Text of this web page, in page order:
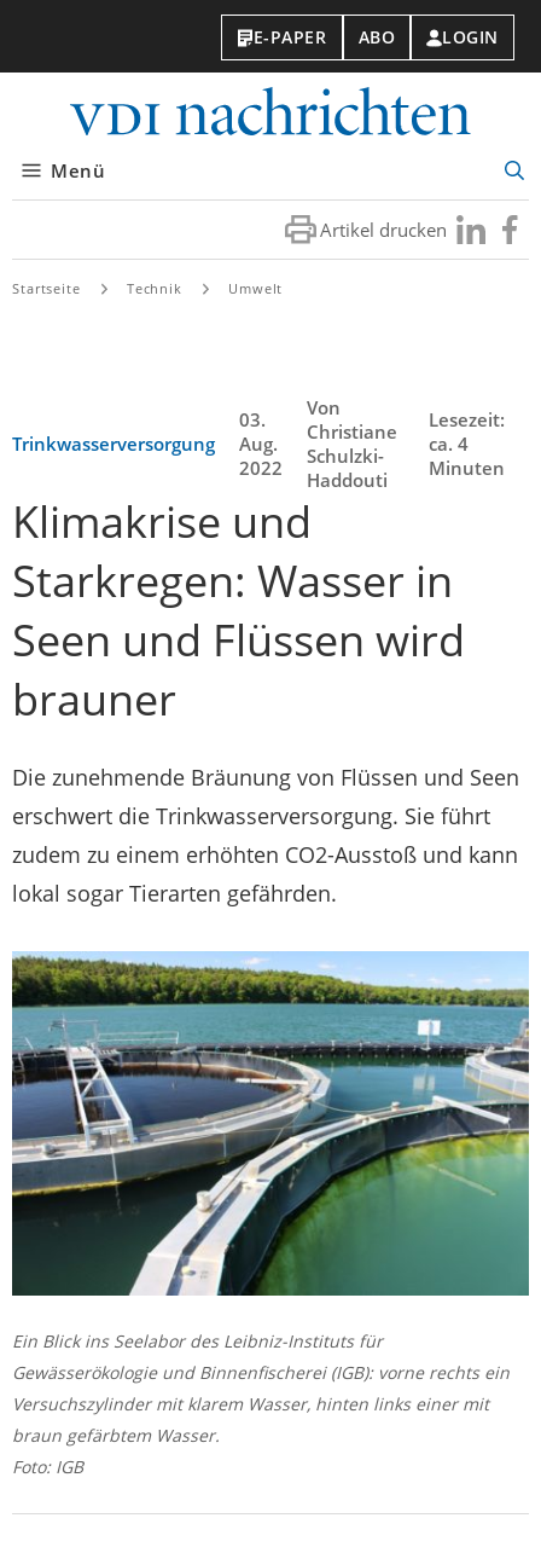
E-PAPER ABO LOGIN
Menü
Artikel drucken Besuchen
Sie
Sie
Startseite Technik Umwelt
Trinkwasserversorgung
03.
Aug.
2022
Von
Christiane
Schulzki-
Haddouti
Lesezeit:
ca. 4
Minuten
Klimakrise und
Starkregen: Wasser in
Seen und Flüssen wird
brauner
Die zunehmende Bräunung von Flüssen und Seen
erschwert die Trinkwasserversorgung. Sie führt
zudem zu einem erhöhten CO2-Ausstoß und kann
lokal sogar Tierarten gefährden.
Ein Blick ins Seelabor des Leibniz-Instituts für
Gewässerökologie und Binnenfischerei (IGB): vorne rechts ein
Versuchszylinder mit klarem Wasser, hinten links einer mit
braun gefärbtem Wasser.
Foto: IGB